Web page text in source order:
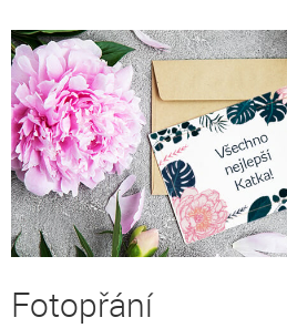
Fotopřání